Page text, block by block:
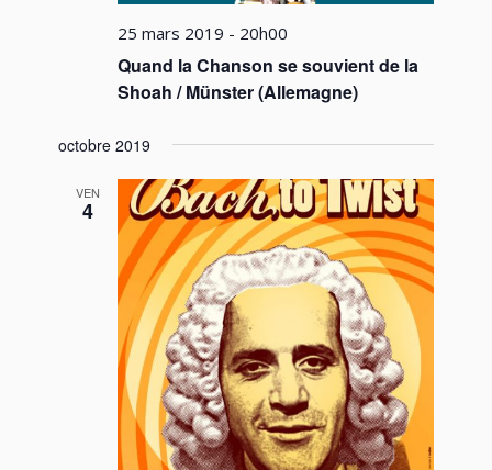
Quand la Chanson se souvient de la
Shoah / Münster (Allemagne)
25 mars 2019 - 20h00
octobre 2019
VEN
4